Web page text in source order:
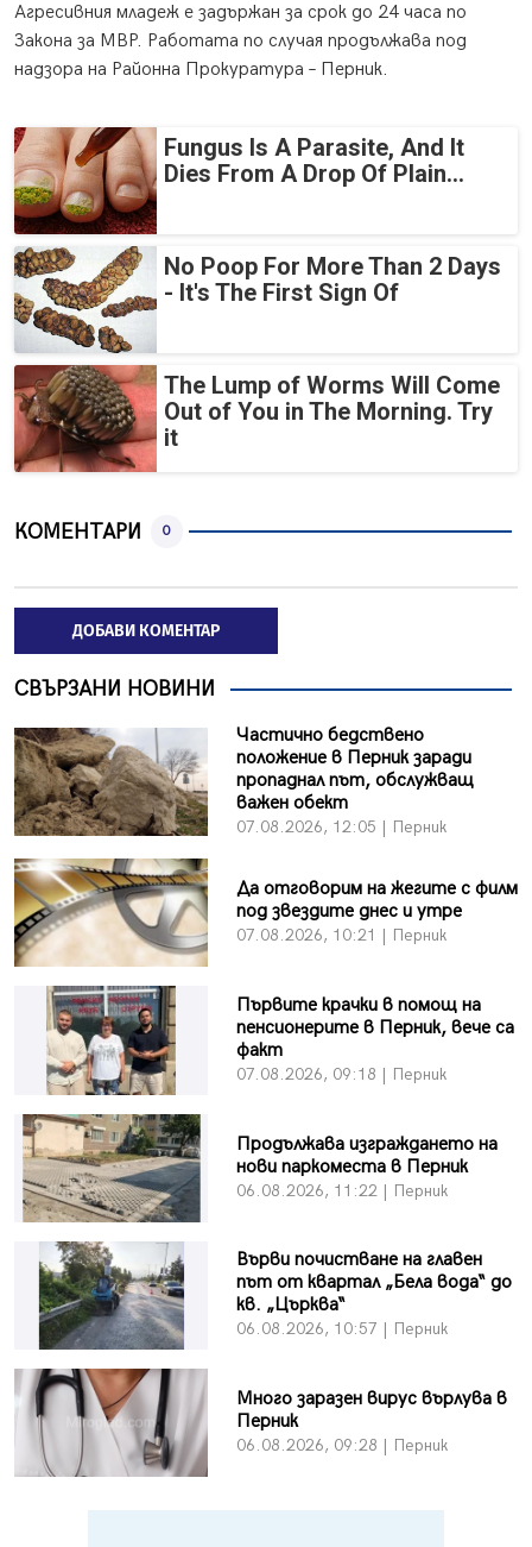
Агресивния младеж е задържан за срок до 24 часа по
Закона за МВР. Работата по случая продължава под
надзора на Районна Прокуратура – Перник.
Fungus Is A Parasite, And It
Dies From A Drop Of Plain...
No Poop For More Than 2 Days
- It's The First Sign Of
The Lump of Worms Will Come
Out of You in The Morning. Try
it
КОМЕНТАРИ 0
ДОБАВИ КОМЕНТАР
СВЪРЗАНИ НОВИНИ
Частично бедствено
положение в Перник заради
пропаднал път, обслужващ
важен обект
07.08.2026, 12:05 | Перник
Да отговорим на жегите с филм
под звездите днес и утре
07.08.2026, 10:21 | Перник
Първите крачки в помощ на
пенсионерите в Перник, вече са
факт
07.08.2026, 09:18 | Перник
Продължава изграждането на
нови паркоместа в Перник
06.08.2026, 11:22 | Перник
Върви почистване на главен
път от квартал „Бела вода“ до
кв. „Църква“
06.08.2026, 10:57 | Перник
Много заразен вирус върлува в
Перник
06.08.2026, 09:28 | Перник